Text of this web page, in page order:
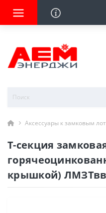
Аксессуары к замковым
Т-секция
крышкой)